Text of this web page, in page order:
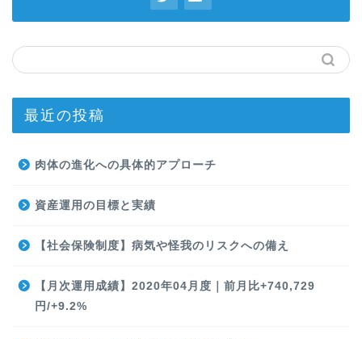
最近の投稿
肉体の進化への具体的アプローチ
資産運用の目標と実績
【社会保険制度】病気や怪我のリスクへの備え
【月次運用成績】2020年04月度｜前月比+740,729
円/+9.2%